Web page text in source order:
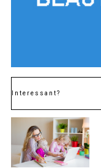
Interessant?